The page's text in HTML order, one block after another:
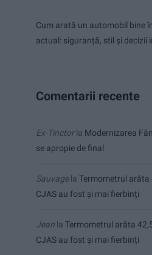
Cum arată un automobil bine
actual: siguranță, stil și decizii
Comentarii recente
Ex-Tinctorla Modernizarea
se apropie de final
Sauvagela Termometrul arăta
CJAS au fost și mai fierbinți
Jean la Termometrul arăta
CJAS au fost și mai fierbinți